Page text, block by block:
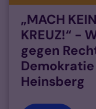
„MACH
KREUZ!“ -
gegen
Heinsberg